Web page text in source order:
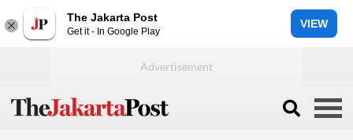
The Jakarta Post
Get it - In Google Play
VIEW